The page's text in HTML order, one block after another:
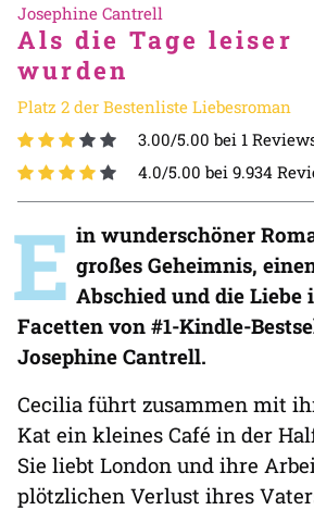
Josephine Cantrell
Als die Tage leiser
wurden
Platz 2 der Bestenliste Liebesroman
3.00/5.00 bei 1
4.0/5.00 bei 9.934
E in wunderschöner
großes Geheimnis,
Abschied und die
Facetten von #1-Kindle-
Josephine Cantrell.
Cecilia führt zusammen mit
Kat ein kleines Café in der
Sie liebt London und ihre
plötzlichen Verlust ihres